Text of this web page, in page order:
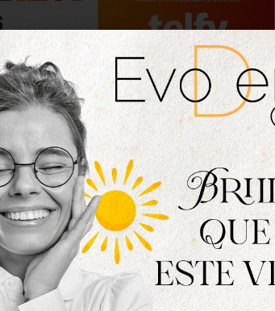
‘Fiestas’ han sido, en primer lugar, Julio
sombra’, mientras que el segundo premio
de la guarda’.